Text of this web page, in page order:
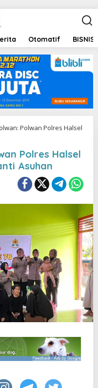
Otomatif BISNIS
Polwan Polres Halsel
Polres Halsel
Asuhan